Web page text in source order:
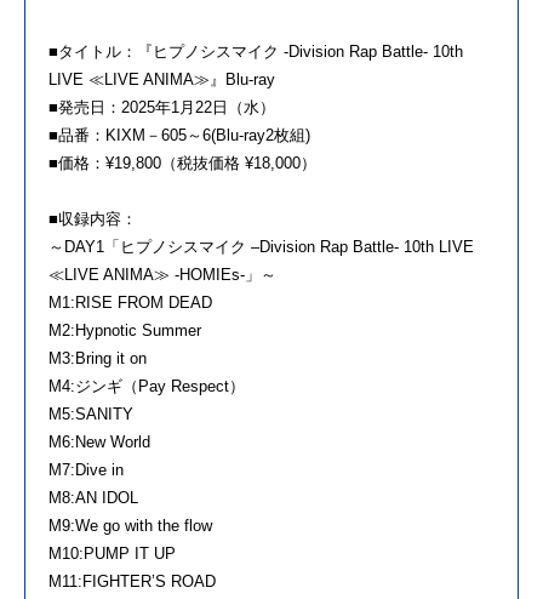
■タイトル：『ヒプノシスマイク -Division Rap Battle- 10th
LIVE ≪LIVE ANIMA≫』Blu-ray
■発売日：2025年1月22日（水）
■品番：KIXM－605～6(Blu-ray2枚組)
■価格：¥19,800（税抜価格 ¥18,000）
■収録内容：
～DAY1「ヒプノシスマイク –Division Rap Battle- 10th LIVE
≪LIVE ANIMA≫ -HOMIEs-」～
M1:RISE FROM DEAD
M2:Hypnotic Summer
M3:Bring it on
M4:ジンギ（Pay Respect）
M5:SANITY
M6:New World
M7:Dive in
M8:AN IDOL
M9:We go with the flow
M10:PUMP IT UP
M11:FIGHTER’S ROAD